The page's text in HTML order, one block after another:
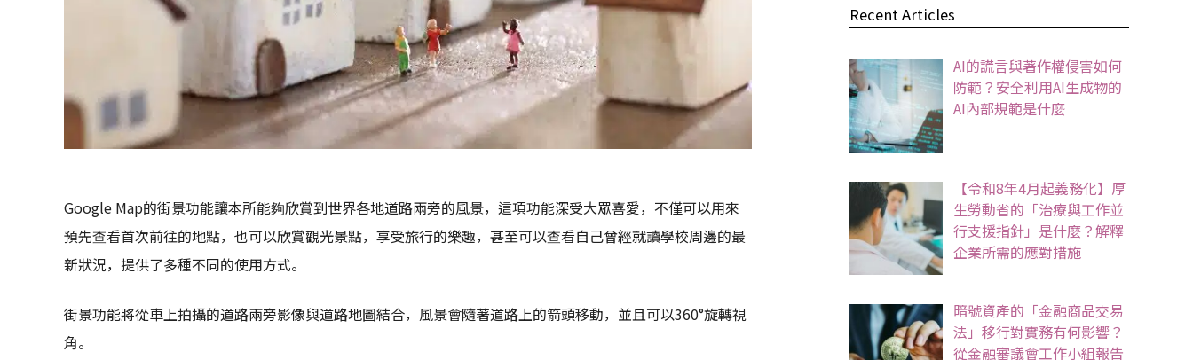
Google Map的街景功能讓本所能夠欣賞到世界各地道路兩旁的風景，這項功能深受大眾喜愛，不僅可以用來
預先查看首次前往的地點，也可以欣賞觀光景點，享受旅行的樂趣，甚至可以查看自己曾經就讀學校周邊的最
新狀況，提供了多種不同的使用方式。
街景功能將從車上拍攝的道路兩旁影像與道路地圖結合，風景會隨著道路上的箭頭移動，並且可以360°旋轉視
角。
Recent Articles
AI的謊言與著作權侵害如何
防範？安全利用AI生成物的
AI內部規範是什麼
【令和8年4月起義務化】厚
生勞動省的「治療與工作並
行支援指針」是什麼？解釋
企業所需的應對措施
暗號資產的「金融商品交易
法」移行對實務有何影響？
從金融審議會工作小組報告